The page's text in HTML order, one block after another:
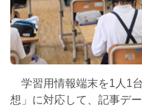
学習用情報端末を1人1
想」に対応して、記事デ